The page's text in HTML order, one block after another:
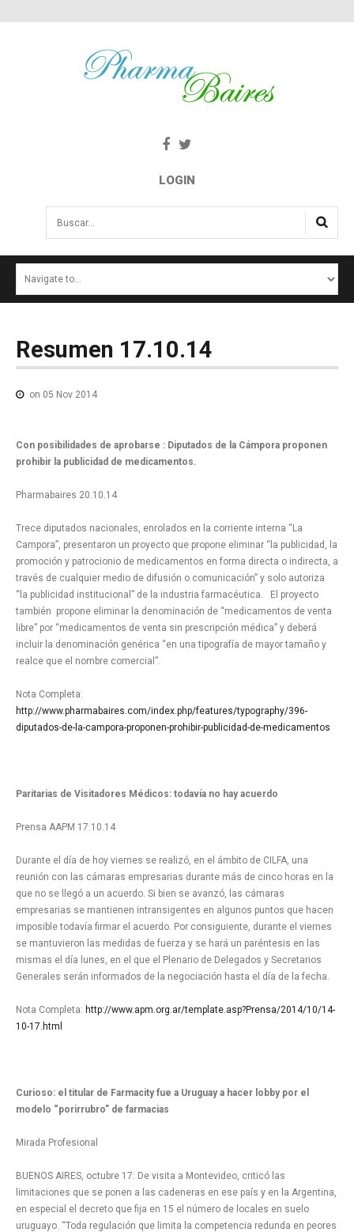
LOGIN
Buscar...
NOTICIAS
NOTICIAS MEDICAMENTOS
Resumen 17.10.14
on 05 Nov 2014
Con posibilidades de aprobarse : Diputados de la Cámpora proponen
prohibir la publicidad de medicamentos.
Pharmabaires 20.10.14
Trece diputados nacionales, enrolados en la corriente interna “La
Campora”, presentaron un proyecto que propone eliminar “la publicidad, la
promoción y patrocionio de medicamentos en forma directa o indirecta, a
través de cualquier medio de difusión o comunicación” y solo autoriza
“la publicidad institucional” de la industria farmacéutica. El proyecto
también propone eliminar la denominación de “medicamentos de venta
libre” por “medicamentos de venta sin prescripción médica” y deberá
incluir la denominación genérica “en una tipografía de mayor tamaño y
realce que el nombre comercial”.
Nota Completa:
http://www.pharmabaires.com/index.php/features/typography/396-
diputados-de-la-campora-proponen-prohibir-publicidad-de-medicamentos
Paritarias de Visitadores Médicos: todavía no hay acuerdo
Prensa AAPM 17.10.14
Durante el día de hoy viernes se realizó, en el ámbito de CILFA, una
reunión con las cámaras empresarias durante más de cinco horas en la
que no se llegó a un acuerdo. Si bien se avanzó, las cámaras
empresarias se mantienen intransigentes en algunos puntos que hacen
imposible todavía firmar el acuerdo. Por consiguiente, durante el viernes
se mantuvieron las medidas de fuerza y se hará un paréntesis en las
mismas el día lunes, en el que el Plenario de Delegados y Secretarios
Generales serán informados de la negociación hasta el día de la fecha.
Nota Completa: http://www.apm.org.ar/template.asp?Prensa/2014/10/14-
10-17.html
Curioso: el titular de Farmacity fue a Uruguay a hacer lobby por el
modelo “porirrubro” de farmacias
Mirada Profesional
BUENOS AIRES, octubre 17: De visita a Montevideo, criticó las
limitaciones que se ponen a las cadeneras en ese país y en la Argentina,
en especial el decreto que fija en 15 el número de locales en suelo
uruguayo. “Toda regulación que limita la competencia redunda en peores